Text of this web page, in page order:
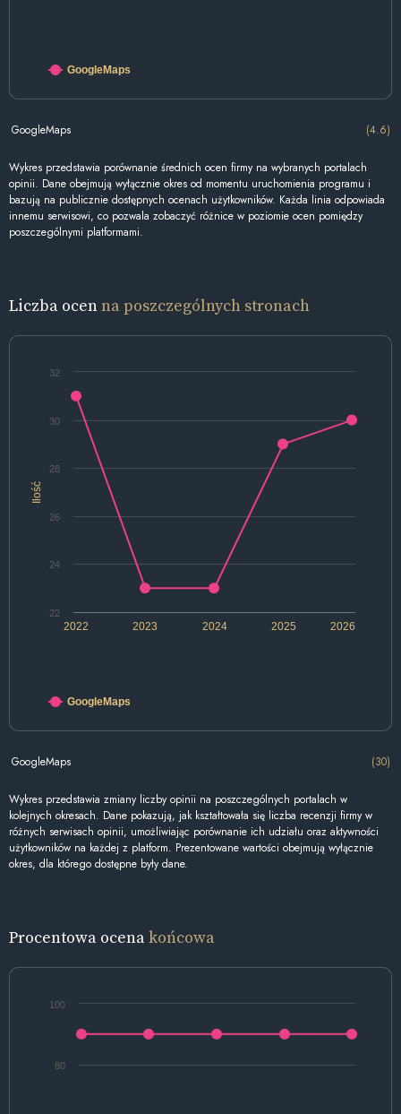
GoogleMaps
GoogleMaps (4.6)
Wykres przedstawia porównanie średnich ocen firmy na wybranych portalach
opinii. Dane obejmują wyłącznie okres od momentu uruchomienia programu i
bazują na publicznie dostępnych ocenach użytkowników. Każda linia odpowiada
innemu serwisowi, co pozwala zobaczyć różnice w poziomie ocen pomiędzy
poszczególnymi platformami.
Liczba ocenna poszczególnych stronach
Ilość
2022 2024 2026
2023 2025
22
24
26
28
30
32
GoogleMaps
GoogleMaps (30)
Wykres przedstawia zmiany liczby opinii na poszczególnych portalach w
kolejnych okresach. Dane pokazują, jak kształtowała się liczba recenzji firmy w
różnych serwisach opinii, umożliwiając porównanie ich udziału oraz aktywności
użytkowników na każdej z platform. Prezentowane wartości obejmują wyłącznie
okres, dla którego dostępne były dane.
Procentowa ocenakońcowa
80
100